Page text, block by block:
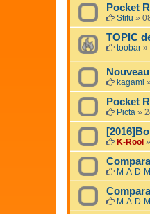
Pocket
Stifu »
TOPIC
toobar »
kagami »
Pocket
Picta »
K-Rool »
M-A-D-
M-A-D-